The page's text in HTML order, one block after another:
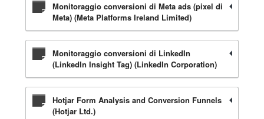
Monitoraggio conversioni di Meta ads (pixel di
Meta) (Meta Platforms Ireland Limited)
Monitoraggio conversioni di LinkedIn
(LinkedIn Insight Tag) (LinkedIn Corporation)
Hotjar Form Analysis and Conversion Funnels
(Hotjar Ltd.)